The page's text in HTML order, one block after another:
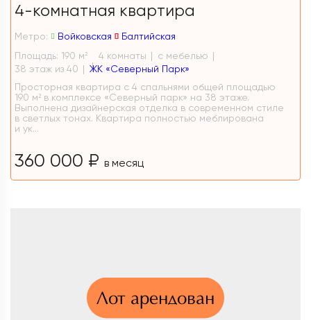
4-комнатная квартира
Метро: Войковская
Балтийская
Площадь: 190 м 2 4 комнаты
с мебелью
38 этаж из 40
ЖК «Северный Парк»
Просторная квартира с 4 спальнями общей площадью
190 м² в комплексе «Северный парк» на 38 этаже.
Выполнена дизайнерская отделка в современном стиле
в светлых тонах. Квартира полностью меблирована
и ук...
360 000 ₽ в месяц
Лот арендован